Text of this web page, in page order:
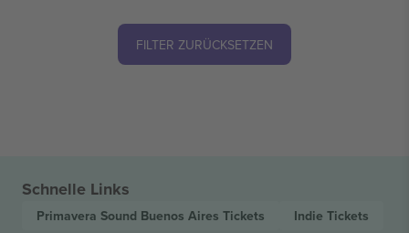
FILTER ZURÜCKSETZEN
Schnelle Links
Primavera Sound Buenos Aires Tickets Indie Tickets